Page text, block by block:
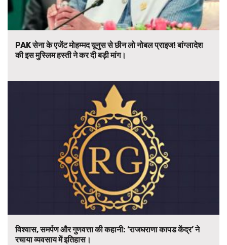
PAK सेना के एजेंट मोहम्मद यूनुस से छीन लो नोबल प्राइज! बांग्लादेश
की इस मुस्लिम हस्ती ने कर दी बड़ी मांग।
विश्वास, समर्पण और गुणवत्ता की कहानी: ‘राजघराणा कापड केंद्र’ ने
रचाया व्यवसाय में इतिहास।